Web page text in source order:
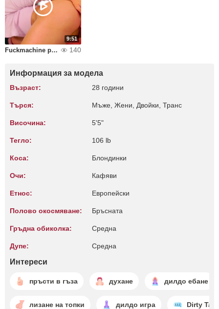
9:51
Fuckmachine play 140
Информация за модела
Възраст: 28 години
Търся: Мъже, Жени, Двойки, Транс
Височина: 5'5"
Тегло: 106 lb
Коса: Блондинки
Очи: Кафяви
Етнос: Европейски
Полово окосмяване: Бръсната
Гръдна обиколка: Среднa
Дупе: Среднa
Интереси
пръсти в гъза духане дилдо ебане
лизане на топки дилдо игра Dirty Talk